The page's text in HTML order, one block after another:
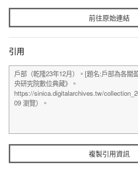
前往原始連結
引用
複製引用資訊